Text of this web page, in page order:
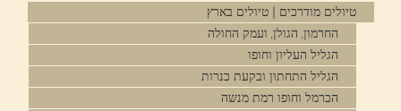
טיולים מודרכים | טיולים בארץ
החרמון, הגולן, ועמק החולה
הגליל העליון וחופו
הגליל התחתון ובקעת כנרות
הכרמל וחופו רמת מנשה